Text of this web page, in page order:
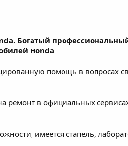
Богатый
Honda
помощь в вопросах
ремонт в официальных
имеется стапель,